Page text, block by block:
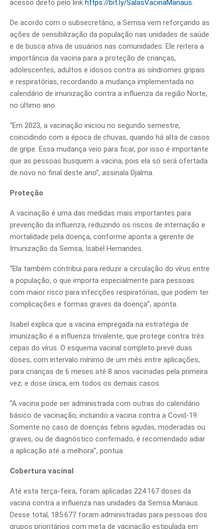
acesso direto pelo link https://bit.ly/SalasVacinaManaus.
De acordo com o subsecretário, a Semsa vem reforçando as
ações de sensibilização da população nas unidades de saúde
e de busca ativa de usuários nas comunidades. Ele reitera a
importância da vacina para a proteção de crianças,
adolescentes, adultos e idosos contra as síndromes gripais
e respiratórias, recordando a mudança implementada no
calendário de imunização contra a influenza da região Norte,
no último ano.
“Em 2023, a vacinação iniciou no segundo semestre,
coincidindo com a época de chuvas, quando há alta de casos
de gripe. Essa mudança veio para ficar, por isso é importante
que as pessoas busquem a vacina, pois ela só será ofertada
de novo no final deste ano”, assinala Djalma.
Proteção
A vacinação é uma das medidas mais importantes para
prevenção da influenza, reduzindo os riscos de internação e
mortalidade pela doença, conforme aponta a gerente de
Imunização da Semsa, Isabel Hernandes.
“Ela também contribui para reduzir a circulação do vírus entre
a população, o que importa especialmente para pessoas
com maior risco para infecções respiratórias, que podem ter
complicações e formas graves da doença”, aponta.
Isabel explica que a vacina empregada na estratégia de
imunização é a influenza trivalente, que protege contra três
cepas do vírus. O esquema vacinal completo prevê duas
doses, com intervalo mínimo de um mês entre aplicações,
para crianças de 6 meses até 8 anos vacinadas pela primeira
vez; e dose única, em todos os demais casos.
“A vacina pode ser administrada com outras do calendário
básico de vacinação, incluindo a vacina contra a Covid-19.
Somente no caso de doenças febris agudas, moderadas ou
graves, ou de diagnóstico confirmado, é recomendado adiar
a aplicação até a melhora”, pontua.
Cobertura vacinal
Até esta terça-feira, foram aplicadas 224.167 doses da
vacina contra a influenza nas unidades da Semsa Manaus.
Desse total, 185.677 foram administradas para pessoas dos
grupos prioritários com meta de vacinação estipulada em